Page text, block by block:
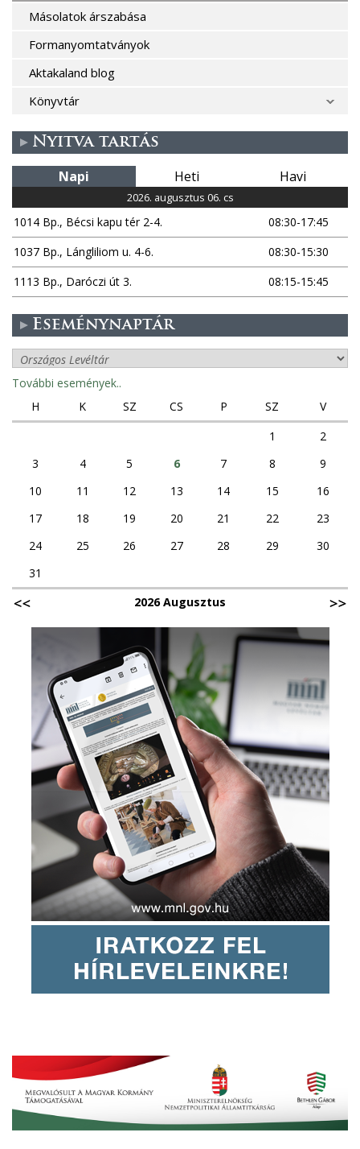
Másolatok árszabása
Formanyomtatványok
Aktakaland blog
Könyvtár
Nyitva tartás
Napi Heti Havi
2026. augusztus 06. cs
1014 Bp., Bécsi kapu tér 2-4.
08:30-17:45
1037 Bp., Lángliliom u. 4-6.
08:30-15:30
1113 Bp., Daróczi út 3.
08:15-15:45
Eseménynaptár
További események..
H
K SZ CS P SZ
V
1
2
3
4 5 6 7 8
9
10
11 12 13 14 15
16
17
18 19 20 21 22
23
24
25 26 27 28 29
30
31
2026 Augusztus